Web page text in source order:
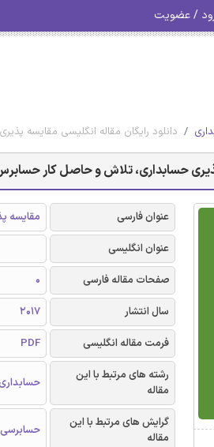
/ عضویت
دانلود رایگان مقاله انگلیسی مقایسه
حسابداری، تلاش و حاصل کار حسابرس -
عنوان فارسی
مقایسه
عنوان انگلیسی
صفحات مقاله فارسی
0
سال انتشار
2017
فرمت مقاله انگلیسی
PDF
رشته های مرتبط با این
مقاله
گرایش های مرتبط با این
مقاله
حسابرسی